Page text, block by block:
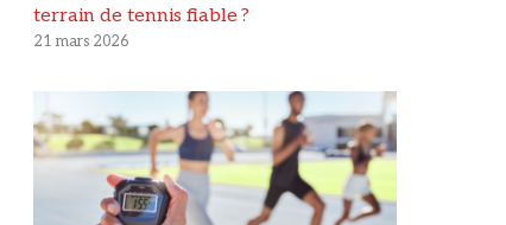
terrain de tennis fiable ?
21 mars 2026